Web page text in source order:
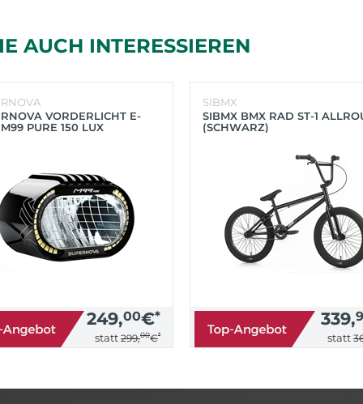
AUCH INTERESSIEREN
VORDERLICHT E-
PURE 150 LUX
249,00€*
statt 299,00€*
SIBMX
SIBMX BMX RAD ST-1
(SCHWARZ)
339,
statt